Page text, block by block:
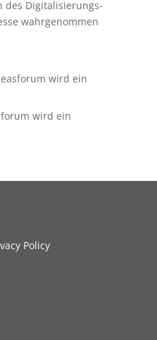
des Digitalisierungs-
wahrgenommen
wird ein
wird ein
Policy